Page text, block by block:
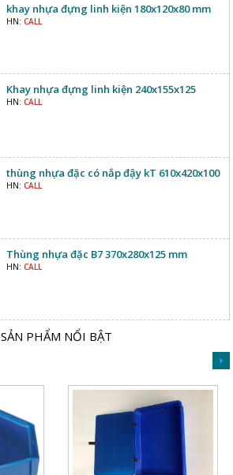
khay nhựa đựng linh kiện 180x120x80 mm
HN: CALL
Khay nhựa đựng linh kiện 240x155x125
HN: CALL
thùng nhựa đặc có nắp đậy kT 610x420x100
HN: CALL
Thùng nhựa đặc B7 370x280x125 mm
HN: CALL
SẢN PHẨM NỔI BẬT